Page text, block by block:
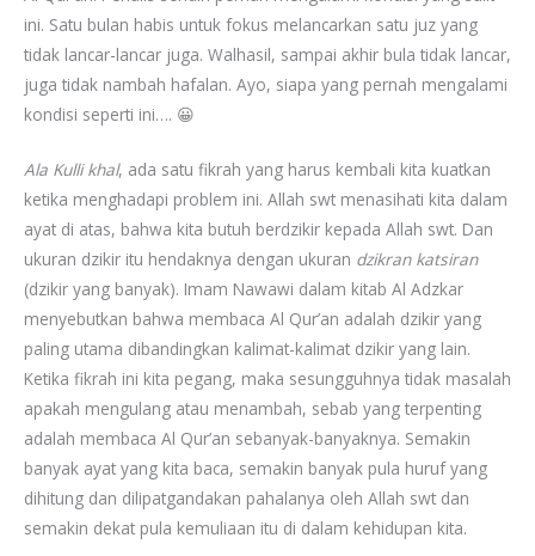
ini. Satu bulan habis untuk fokus melancarkan satu juz yang
tidak lancar-lancar juga. Walhasil, sampai akhir bula tidak lancar,
juga tidak nambah hafalan. Ayo, siapa yang pernah mengalami
kondisi seperti ini…. 😀
Ala Kulli khal, ada satu fikrah yang harus kembali kita kuatkan
ketika menghadapi problem ini. Allah swt menasihati kita dalam
ayat di atas, bahwa kita butuh berdzikir kepada Allah swt. Dan
ukuran dzikir itu hendaknya dengan ukuran dzikran katsiran
(dzikir yang banyak). Imam Nawawi dalam kitab Al Adzkar
menyebutkan bahwa membaca Al Qur’an adalah dzikir yang
paling utama dibandingkan kalimat-kalimat dzikir yang lain.
Ketika fikrah ini kita pegang, maka sesungguhnya tidak masalah
apakah mengulang atau menambah, sebab yang terpenting
adalah membaca Al Qur’an sebanyak-banyaknya. Semakin
banyak ayat yang kita baca, semakin banyak pula huruf yang
dihitung dan dilipatgandakan pahalanya oleh Allah swt dan
semakin dekat pula kemuliaan itu di dalam kehidupan kita.